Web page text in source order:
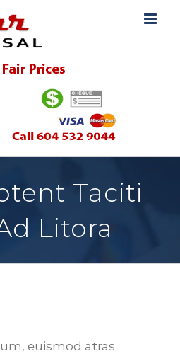
Taciti
Litora
euismod atras